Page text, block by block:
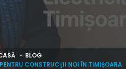
BLOG
CONSTRUCŢII NOI ÎN TIMIȘOARA